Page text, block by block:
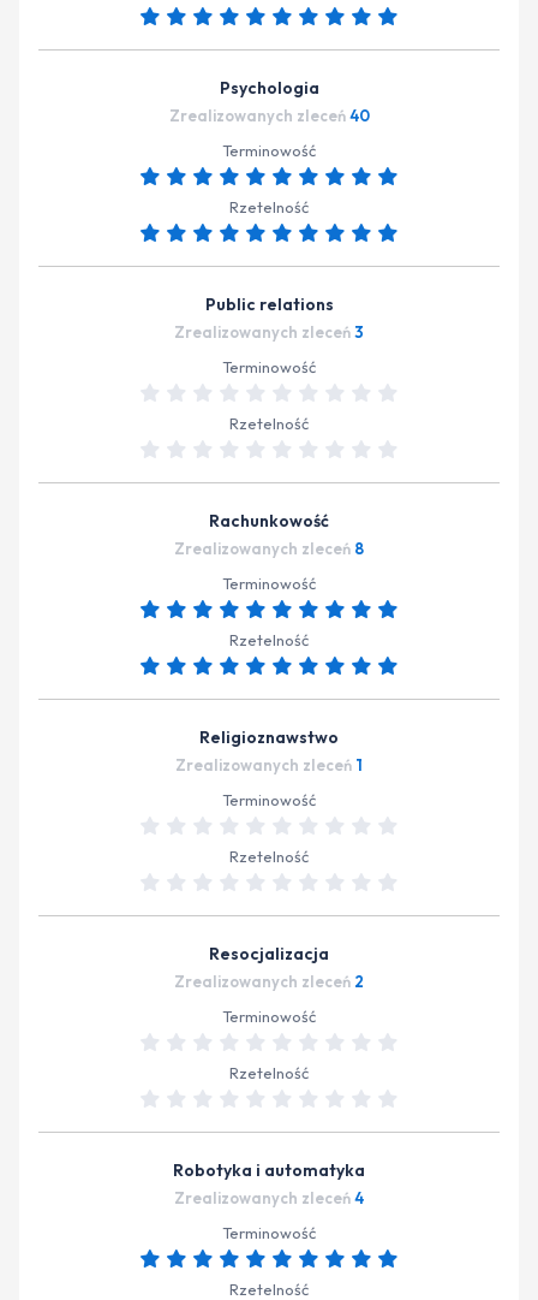
Psychologia
Zrealizowanych zleceń40
Terminowość
Rzetelność
Public relations
Zrealizowanych zleceń3
Terminowość
Rzetelność
Rachunkowość
Zrealizowanych zleceń 8
Terminowość
Rzetelność
Religioznawstwo
Zrealizowanych zleceń 1
Terminowość
Rzetelność
Resocjalizacja
Zrealizowanych zleceń 2
Terminowość
Rzetelność
Robotyka i automatyka
Zrealizowanych zleceń4
Terminowość
Rzetelność